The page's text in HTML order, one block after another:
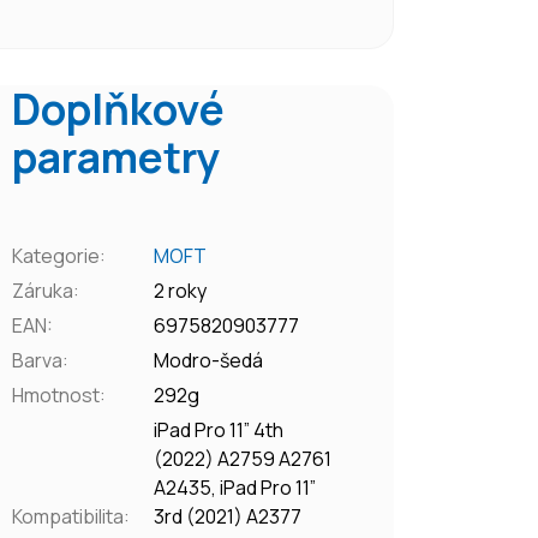
Doplňkové
parametry
Kategorie:
MOFT
Záruka:
2 roky
EAN:
6975820903777
Barva:
Modro-šedá
Hmotnost: 292g
Kompatibilita:
iPad Pro 11” 4th
(2022) A2759 A2761
A2435, iPad Pro 11”
3rd (2021) A2377